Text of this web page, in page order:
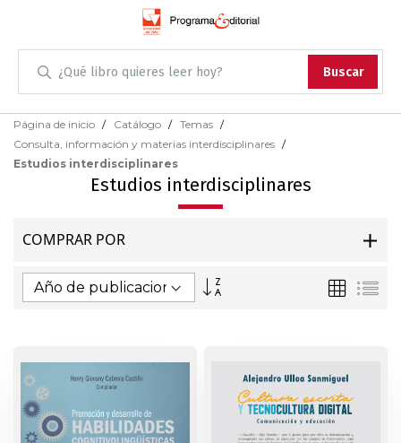
Buscar
Administración
Antropología
Arqueología
Arte
Artes escénicas
Ciencias
Ciencia política
Skip
Content
Página de inicio Catálogo
Temas
Consulta, información y materias interdisciplinares
Estudios interdisciplinares
Estudios interdisciplinares
COMPRAR POR
Dirección
Parrilla